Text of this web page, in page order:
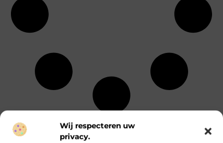
Wij respecteren uw
privacy.
Alle
onderwerpen
Entertainment
dienstverlening